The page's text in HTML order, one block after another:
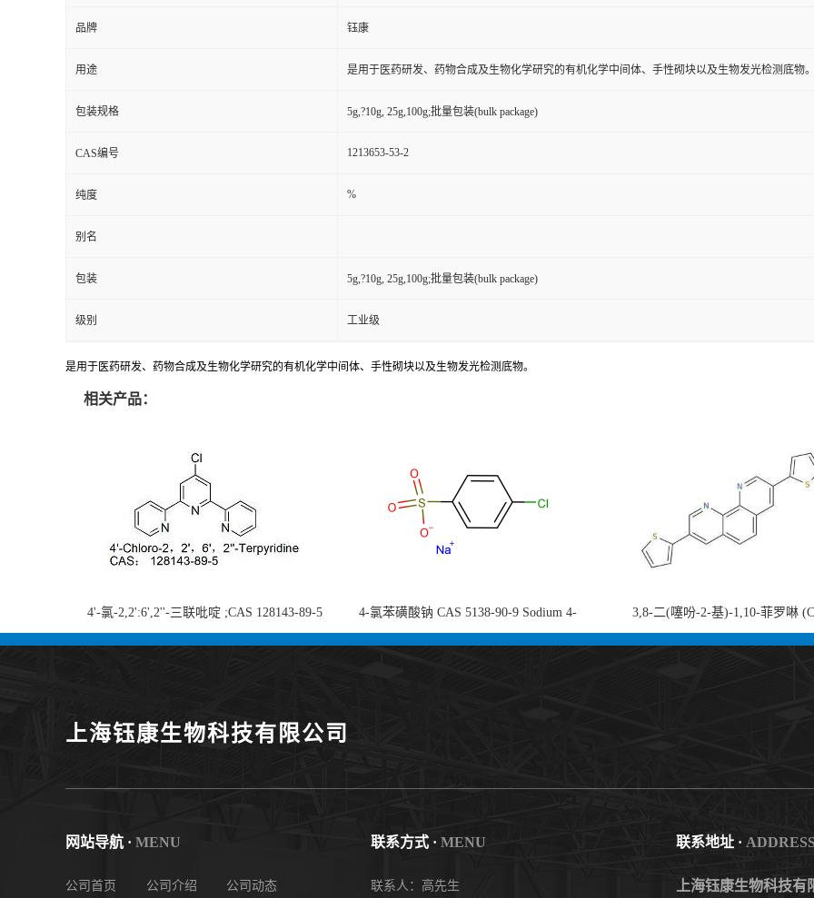
品牌 钰康
用途 是用于医药研发、药物合成及生物化学研究的有机化学中间体、手性砌块以及生物发光检测底物
包装规格 5g,?10g, 25g,100g;批量包装(bulk package)
CAS编号 1213653-53-2
纯度 %
别名
包装 5g,?10g, 25g,100g;批量包装(bulk package)
级别 工业级
是用于医药研发、药物合成及生物化学研究的有机化学中间体、手性砌块以及生物发光检测底物。
相关产品：
4'-氯-2,2':6',2''-三联吡啶 ;CAS 128143-89-5
;4'-Chloro-2,2':6',2''-terpyridine;4-
4-氯苯磺酸钠 CAS 5138-90-9 Sodium 4-
chlorobenzenesulfonate 黄金产品 高纯度现货
3,8-二(噻吩-2-基)-1,10-菲罗啉
753491-32-6)1,10-Phenanthroline,
上海钰康生物科技有限公司
网站导航 · MENU
公司首页 公司介绍 公司动态
联系方式 · MENU
联系人：高先生
联系地址 ·
上海钰康生物科技有